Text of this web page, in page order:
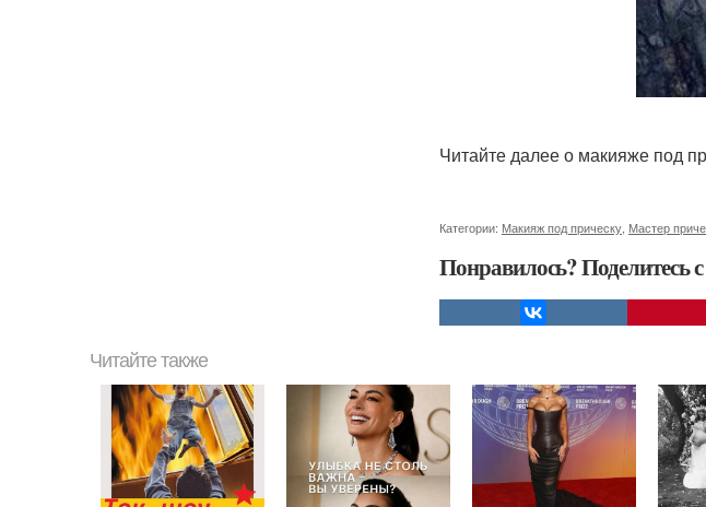
Читайте далее о макияже под
Категории: Макияж под прическу Мастер
Понравилось? Поделитесь
Читайте также